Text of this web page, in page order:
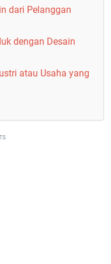
dari Pelanggan
dengan Desain
atau Usaha yang